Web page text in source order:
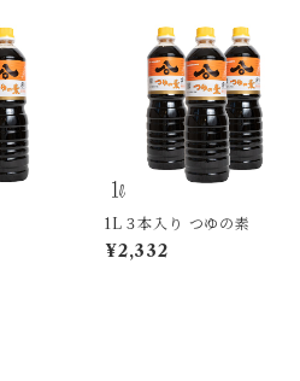
1L３本入り つゆの素
¥2,332